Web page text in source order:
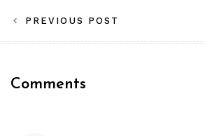
Bericht
navigatie
PREVIOUS POST
Comments